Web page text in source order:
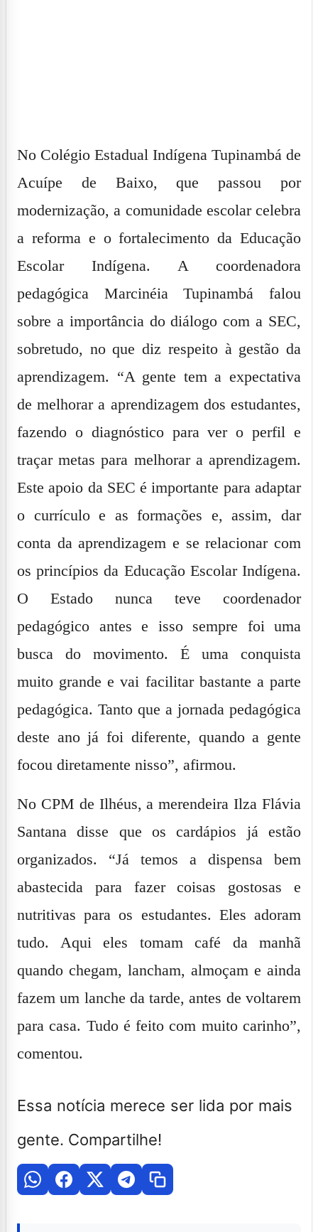
No Colégio Estadual Indígena Tupinambá de
Acuípe de Baixo, que passou por
modernização, a comunidade escolar celebra
a reforma e o fortalecimento da Educação
Escolar Indígena. A coordenadora
pedagógica Marcinéia Tupinambá falou
sobre a importância do diálogo com a SEC,
sobretudo, no que diz respeito à gestão da
aprendizagem. “A gente tem a expectativa
de melhorar a aprendizagem dos estudantes,
fazendo o diagnóstico para ver o perfil e
traçar metas para melhorar a aprendizagem.
Este apoio da SEC é importante para adaptar
o currículo e as formações e, assim, dar
conta da aprendizagem e se relacionar com
os princípios da Educação Escolar Indígena.
O Estado nunca teve coordenador
pedagógico antes e isso sempre foi uma
busca do movimento. É uma conquista
muito grande e vai facilitar bastante a parte
pedagógica. Tanto que a jornada pedagógica
deste ano já foi diferente, quando a gente
focou diretamente nisso”, afirmou.
No CPM de Ilhéus, a merendeira Ilza Flávia
Santana disse que os cardápios já estão
organizados. “Já temos a dispensa bem
abastecida para fazer coisas gostosas e
nutritivas para os estudantes. Eles adoram
tudo. Aqui eles tomam café da manhã
quando chegam, lancham, almoçam e ainda
fazem um lanche da tarde, antes de voltarem
para casa. Tudo é feito com muito carinho”,
comentou.
Essa notícia merece ser lida por mais
gente. Compartilhe!